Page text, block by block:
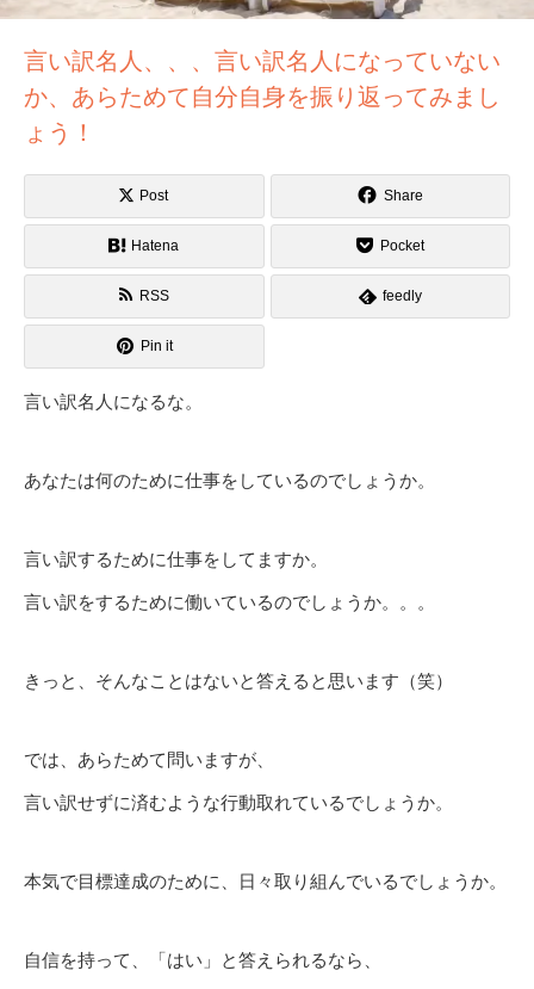
言い訳名人、、、言い訳名人になっていない
か、あらためて自分自身を振り返ってみまし
ょう！
Post Share
Hatena Pocket
RSS feedly
Pin it
言い訳名人になるな。
あなたは何のために仕事をしているのでしょうか。
言い訳するために仕事をしてますか。
言い訳をするために働いているのでしょうか。。。
きっと、そんなことはないと答えると思います（笑）
では、あらためて問いますが、
言い訳せずに済むような行動取れているでしょうか。
本気で目標達成のために、日々取り組んでいるでしょうか。
自信を持って、「はい」と答えられるなら、